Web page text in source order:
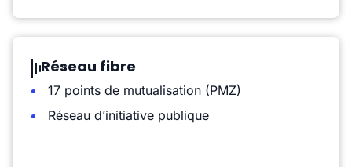
Réseau fibre
17 points de mutualisation (PMZ)
Réseau d’initiative publique